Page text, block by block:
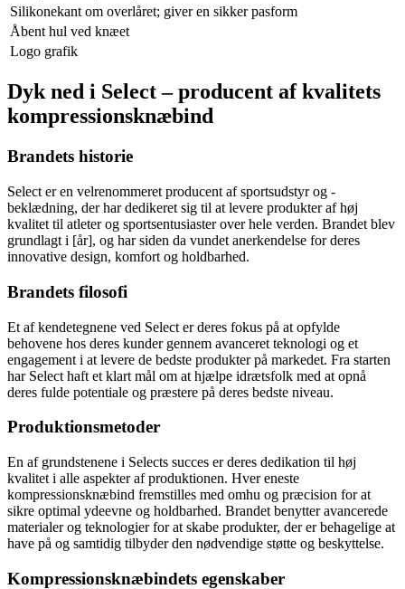
Silikonekant om overlåret; giver en sikker pasform
Åbent hul ved knæet
Logo grafik
Dyk ned i Select – producent af kvalitets
kompressionsknæbind
Brandets historie
Select er en velrenommeret producent af sportsudstyr og -
beklædning, der har dedikeret sig til at levere produkter af høj
kvalitet til atleter og sportsentusiaster over hele verden. Brandet blev
grundlagt i [år], og har siden da vundet anerkendelse for deres
innovative design, komfort og holdbarhed.
Brandets filosofi
Et af kendetegnene ved Select er deres fokus på at opfylde
behovene hos deres kunder gennem avanceret teknologi og et
engagement i at levere de bedste produkter på markedet. Fra starten
har Select haft et klart mål om at hjælpe idrætsfolk med at opnå
deres fulde potentiale og præstere på deres bedste niveau.
Produktionsmetoder
En af grundstenene i Selects succes er deres dedikation til høj
kvalitet i alle aspekter af produktionen. Hver eneste
kompressionsknæbind fremstilles med omhu og præcision for at
sikre optimal ydeevne og holdbarhed. Brandet benytter avancerede
materialer og teknologier for at skabe produkter, der er behagelige at
have på og samtidig tilbyder den nødvendige støtte og beskyttelse.
Kompressionsknæbindets egenskaber